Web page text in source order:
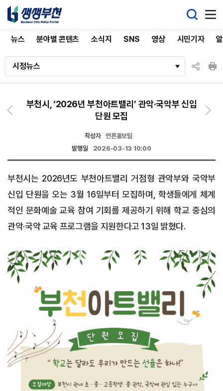
뉴스 분야별 콘텐츠 소식지 SNS 영상 시민기자
시정뉴스
부천시, ‘2026년 부천아트밸리’ 관악·국악부 신입
단원 모집
작성자
언론홍보팀
발행일
2026-03-13 10:00
부천시는 2026년도 부천아트밸리 거점형 관악부와 국악부
신입 단원을 오는 3월 16일부터 모집하며, 학생들에게 체계
적인 문화예술 교육 참여 기회를 제공하기 위해 학교 중심의
관악·국악 교육 프로그램을 지원한다고 13일 밝혔다.